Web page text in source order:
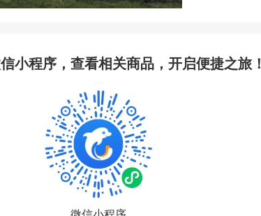
小程序，查看相关商品，开启便捷之旅！